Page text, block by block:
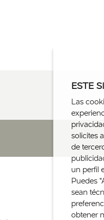
ESTE
Las
solicites
de
un perfil
Puedes
sean
obtener